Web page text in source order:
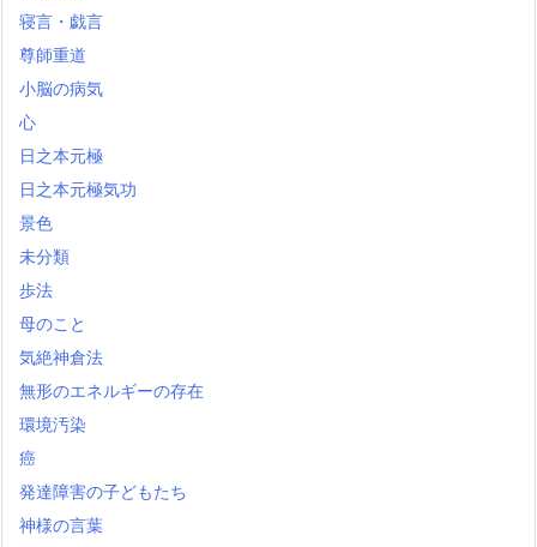
寝言・戯言
尊師重道
小脳の病気
心
日之本元極
日之本元極気功
景色
未分類
歩法
母のこと
気絶神倉法
無形のエネルギーの存在
環境汚染
癌
発達障害の子どもたち
神様の言葉